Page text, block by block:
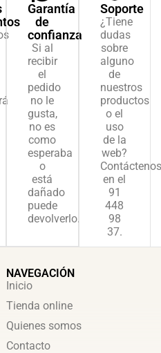
Garantía
de
confianza
Si al
recibir
el
pedido
no le
gusta,
no es
como
esperaba
o
está
dañado
puede
devolverlo.
Soporte
¿Tiene
dudas
sobre
alguno
de
nuestros
productos
o el
uso
de la
web?
Contáctenos
en el
91
448
98
37.
NAVEGACIÓN
Inicio
Tienda online
Quienes somos
Contacto